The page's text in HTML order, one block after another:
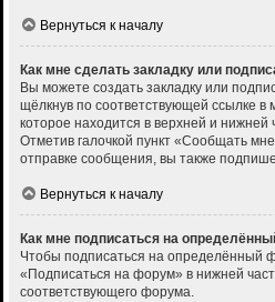
Вернуться к началу
Как мне сделать закладку или
Вы можете создать закладку или
щёлкнув по соответствующей ссылке
которое находится в верхней и
Отметив галочкой пункт «Сообщать
отправке сообщения, вы также
Вернуться к началу
Как мне подписаться на
Чтобы подписаться на определённый
«Подписаться на форум» в нижней
соответствующего форума.